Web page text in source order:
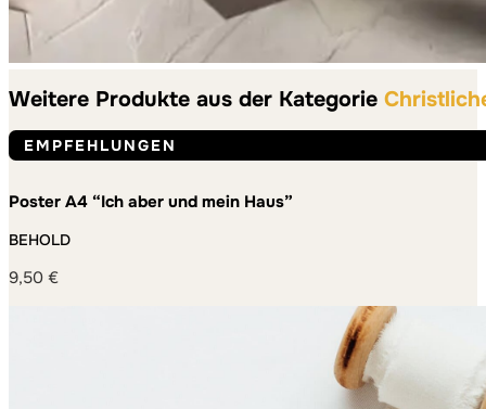
Weitere Produkte aus der Kategorie
EMPFEHLUNGEN
Poster A4 “Ich aber und mein Haus”
BEHOLD
9,50 €